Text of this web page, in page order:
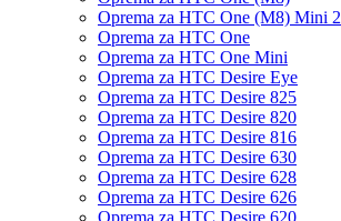
Oprema za HTC One (M8) Mini 2
Oprema za HTC One
Oprema za HTC One Mini
Oprema za HTC Desire Eye
Oprema za HTC Desire 825
Oprema za HTC Desire 820
Oprema za HTC Desire 816
Oprema za HTC Desire 630
Oprema za HTC Desire 628
Oprema za HTC Desire 626
Oprema za HTC Desire 620